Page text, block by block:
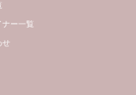
ー一覧
せ